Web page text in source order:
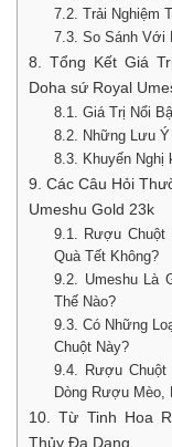
7.2. Trải Nghiệm
7.3. So Sánh
8. Tổng Kết Giá
Doha sứ Royal
8.1. Giá Trị Nổi
8.2. Những Lưu
8.3. Khuyến Nghị
9. Các Câu Hỏi
Umeshu Gold 23k
9.1. Rượu Chuột
Quà Tết Không?
9.2. Umeshu Là
Thế Nào?
9.3. Có Những
Chuột Này?
9.4. Rượu
Dòng Rượu Mèo,
10. Từ Tinh Hoa
Thủy Đa Dạng